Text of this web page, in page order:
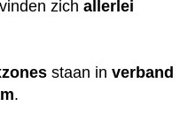
zich allerlei
staan in verband
.